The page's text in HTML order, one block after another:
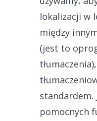
lokalizacji w
między
(jest to
standardem.
pomocnych